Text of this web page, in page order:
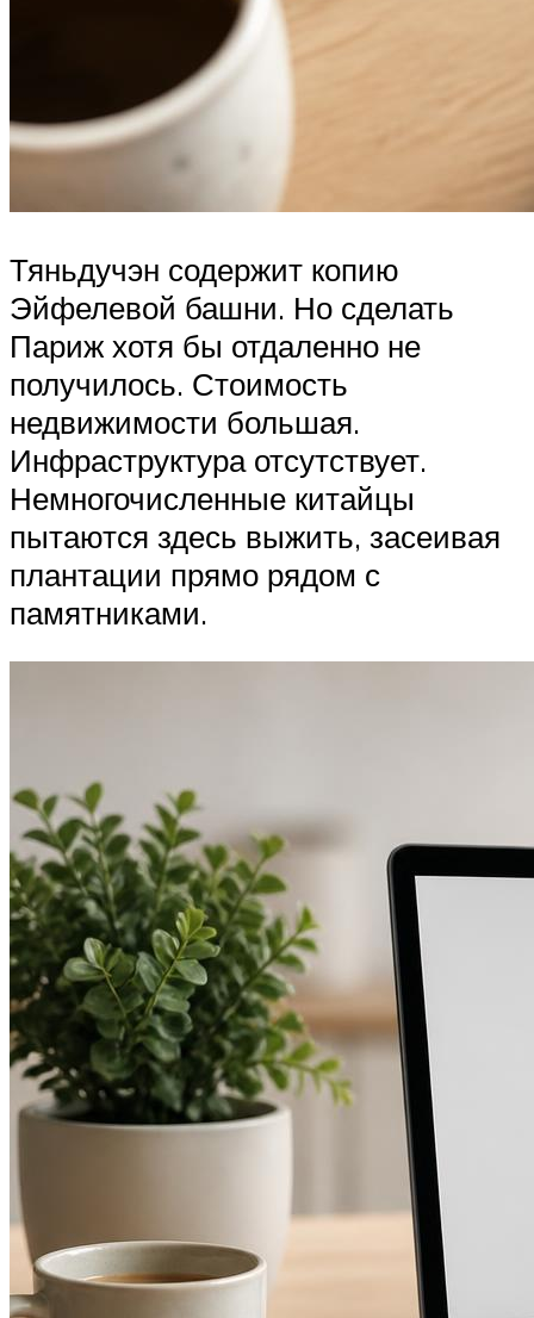
Тяньдучэн содержит копию
Эйфелевой башни. Но сделать
Париж хотя бы отдаленно не
получилось. Стоимость
недвижимости большая.
Инфраструктура отсутствует.
Немногочисленные китайцы
пытаются здесь выжить, засеивая
плантации прямо рядом с
памятниками.